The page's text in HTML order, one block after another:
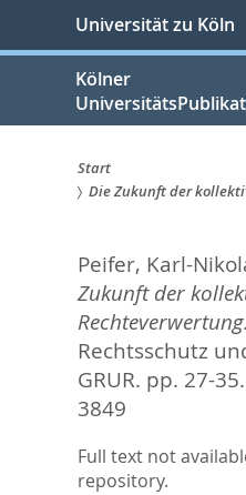
springen
Universität zu Köln
Kölner
Sie
sind
hier:
Start
Die Zukunft der
Peifer, Karl-
Zukunft der
Rechteverwertung.
Rechtsschutz
GRUR. pp. 27-35.
3849
Full text not
repository.